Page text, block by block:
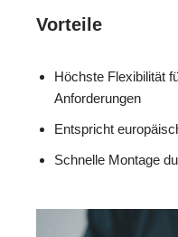
Vorteile
Höchste Flexibilität
Anforderungen
Entspricht
Schnelle Montage